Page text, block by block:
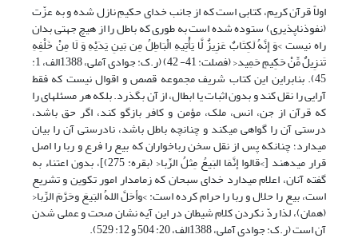
اولاً قرآن کریم، کتابی است که از جانب خدای حکیمِ نازل شده و به عزّت
(نفوذناپذیری) ستوده شده است به طوری که باطل را از هیچ جهتی بدان
راه نیست >وَ إِنَّهُ لَکِتَابٌ عَزِیزٌ لَّا یَأْتِیهِ الْبَاطِلُ مِن بَینِ یَدَیْهِ وَ لَا مِنْ خَلْفِهِ
تَنزِیلٌ مِّنْ حَکِیمٍ حَمِید< (فصلت: 41- 42) (ر.ک: جوادی آملی، 1388الف، 1:
45). بنابراین این کتاب شریف مجموعه قصص و اقوال نیست که فقط
آرایی را نقل کند و بدون اثبات یا ابطال، از آن بگذرد. بلکه هر مسئله‏ای را
که قرآن از جن، انس، ملک، مؤمن و کافر بازگو کند، اگر حق باشد،
درستی آن را گواهی می‏کند و چنانچه باطل باشد، نادرستی آن را بیان
می‏دارد؛ چنانکه پس از نقل سخن رباخواران که بیع را فرع و ربا را اصل
قرار می‏دهند [>قالوا إنَّمَا البَیعُ مِثلُ الرِّبا< (بقره: 275)]، بدون اعتناء به
گفته آنان، اعلام می‏دارد خدای سبحان که زمامدار امور تکوین و تشریع
است، بیع را حلال و ربا را حرام کرده است: >وأحَلَّ اللهُ البَیعَ وحَرَّمَ الرِّبا<
(همان)، لذا ردّ نکردن کلام شیطان در این آیه نشان صحت و عملی شدن
آن است (ر.ک: جوادی آملی، 1388الف، 20: 504 و 12: 529).